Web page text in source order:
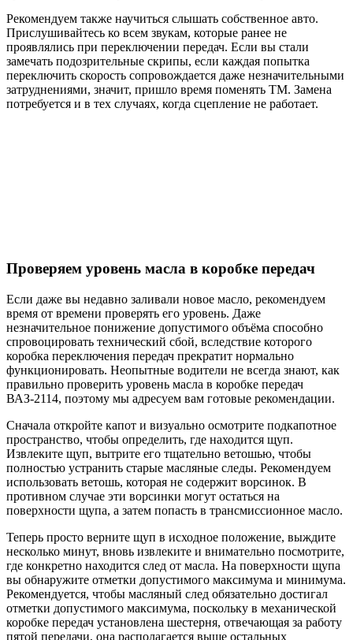
Рекомендуем также научиться слышать собственное авто.
Прислушивайтесь ко всем звукам, которые ранее не
проявлялись при переключении передач. Если вы стали
замечать подозрительные скрипы, если каждая попытка
переключить скорость сопровождается даже незначительными
затруднениями, значит, пришло время поменять ТМ. Замена
потребуется и в тех случаях, когда сцепление не работает.
Проверяем уровень масла в коробке передач
Если даже вы недавно заливали новое масло, рекомендуем
время от времени проверять его уровень. Даже
незначительное понижение допустимого объёма способно
спровоцировать технический сбой, вследствие которого
коробка переключения передач прекратит нормально
функционировать. Неопытные водители не всегда знают, как
правильно проверить уровень масла в коробке передач
ВАЗ-2114, поэтому мы адресуем вам готовые рекомендации.
Сначала откройте капот и визуально осмотрите подкапотное
пространство, чтобы определить, где находится щуп.
Извлеките щуп, вытрите его тщательно ветошью, чтобы
полностью устранить старые масляные следы. Рекомендуем
использовать ветошь, которая не содержит ворсинок. В
противном случае эти ворсинки могут остаться на
поверхности щупа, а затем попасть в трансмиссионное масло.
Теперь просто верните щуп в исходное положение, выждите
несколько минут, вновь извлеките и внимательно посмотрите,
где конкретно находится след от масла. На поверхности щупа
вы обнаружите отметки допустимого максимума и минимума.
Рекомендуется, чтобы масляный след обязательно достигал
отметки допустимого максимума, поскольку в механической
коробке передач установлена шестерня, отвечающая за работу
пятой передачи, она располагается выше остальных